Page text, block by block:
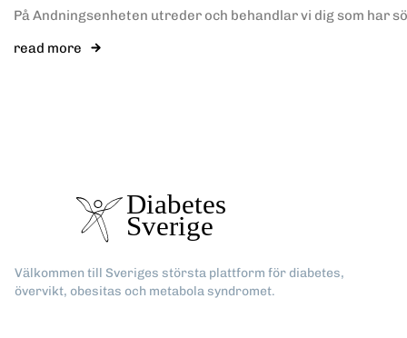
På Andningsenheten utreder och behandlar vi dig som har
read more
Välkommen till Sveriges största plattform för diabetes,
övervikt, obesitas och metabola syndromet.